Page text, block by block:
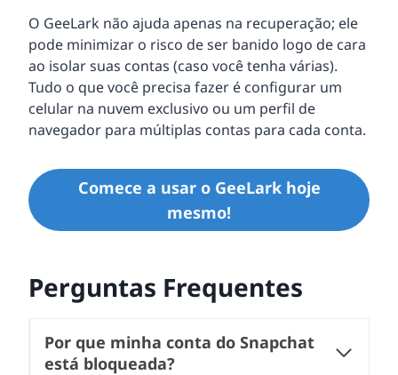
O GeeLark não ajuda apenas na recuperação; ele
pode minimizar o risco de ser banido logo de cara
ao isolar suas contas (caso você tenha várias).
Tudo o que você precisa fazer é configurar um
celular na nuvem exclusivo ou um perfil de
navegador para múltiplas contas para cada conta.
Comece a usar o GeeLark hoje
mesmo!
Perguntas Frequentes
Por que minha conta do Snapchat
está bloqueada?